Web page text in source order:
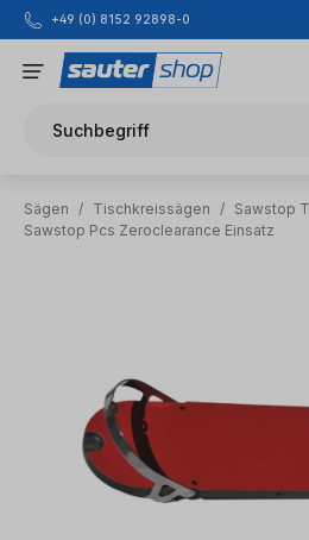
Zum Hauptinhalt springen
+49 (0) 8152 92898-0
Suchbegriff
Sägen / Tischkreissägen / Sawstop
Sawstop Pcs Zeroclearance Einsatz